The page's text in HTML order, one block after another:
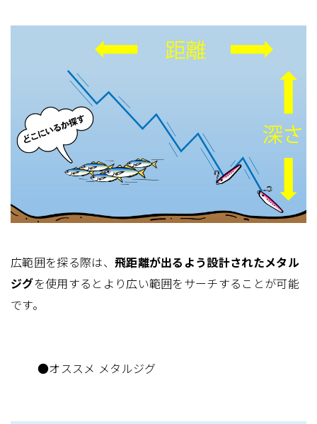
広範囲を探る際は、 飛距離が出るよう設計されたメタル
ジグを使用するとより広い範囲をサーチすることが可能
です。
●オススメ メタルジグ